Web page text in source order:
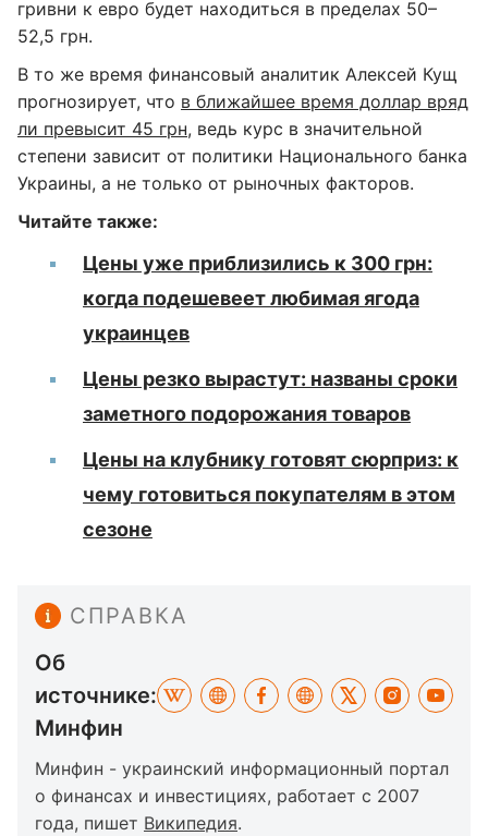
гривни к евро будет находиться в пределах 50–
52,5 грн.
В то же время финансовый аналитик Алексей Кущ
прогнозирует, что в ближайшее время доллар вряд
ли превысит 45 грн, ведь курс в значительной
степени зависит от политики Национального банка
Украины, а не только от рыночных факторов.
Читайте также:
Цены уже приблизились к 300 грн:
когда подешевеет любимая ягода
украинцев
Цены резко вырастут: названы сроки
заметного подорожания товаров
Цены на клубнику готовят сюрприз: к
чему готовиться покупателям в этом
сезоне
СПРАВКА
Об
источнике:
Минфин
Минфин - украинский информационный портал
о финансах и инвестициях, работает с 2007
года, пишет Википедия.